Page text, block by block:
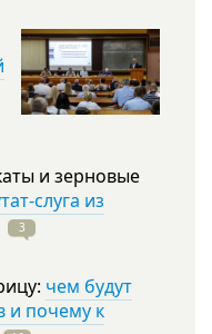
и зерновые
слуга из
3
чем будут
и почему к